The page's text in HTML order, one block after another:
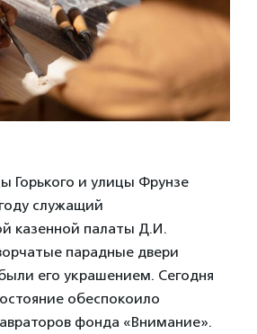
Горького и улицы Фрунзе
служащий
казенной палаты Д.И.
парадные двери
его украшением. Сегодня
обеспокоило
фонда «Внимание».